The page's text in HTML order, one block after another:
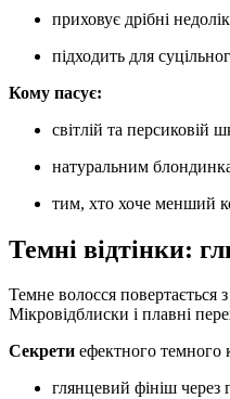
приховує дрібні
підходить для
Кому пасує:
світлій та персиковій
натуральним
тим, хто хоче менший
Темні відтінки:
Темне волосся повертається
Мікровідблиски і плавні
Секрети ефектного темного
глянцевий фініш